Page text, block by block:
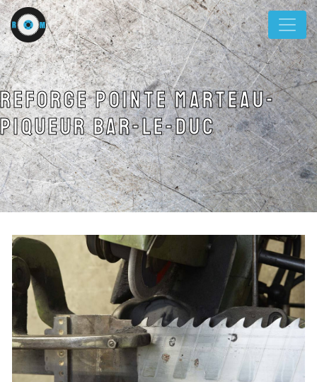
Panneau de gestion des cookies
reforge pointe marteau-
piqueur Bar-le-duc